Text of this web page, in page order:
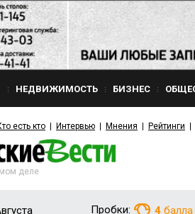
НЕДВИЖИМОСТЬ БИЗНЕС
есть кто Интервью Мнения Рейтинги
деле
Пробки: 4 балла